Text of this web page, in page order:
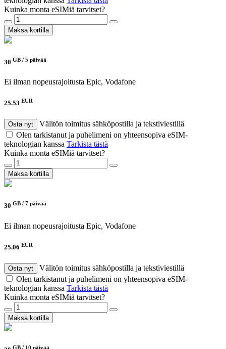
Kuinka monta eSIMiä tarvitset?
Maksa kortilla
30 GB / 5 päivää
Ei ilman nopeusrajoitusta Epic, Vodafone
25.53 EUR
Osta nyt
Välitön toimitus sähköpostilla ja tekstiviestillä
Olen tarkistanut ja puhelimeni on yhteensopiva eSIM-
teknologian kanssa Tarkista tästä
Kuinka monta eSIMiä tarvitset?
Maksa kortilla
30 GB / 7 päivää
Ei ilman nopeusrajoitusta Epic, Vodafone
25.06 EUR
Osta nyt
Välitön toimitus sähköpostilla ja tekstiviestillä
Olen tarkistanut ja puhelimeni on yhteensopiva eSIM-
teknologian kanssa Tarkista tästä
Kuinka monta eSIMiä tarvitset?
Maksa kortilla
GB / 10 päivää